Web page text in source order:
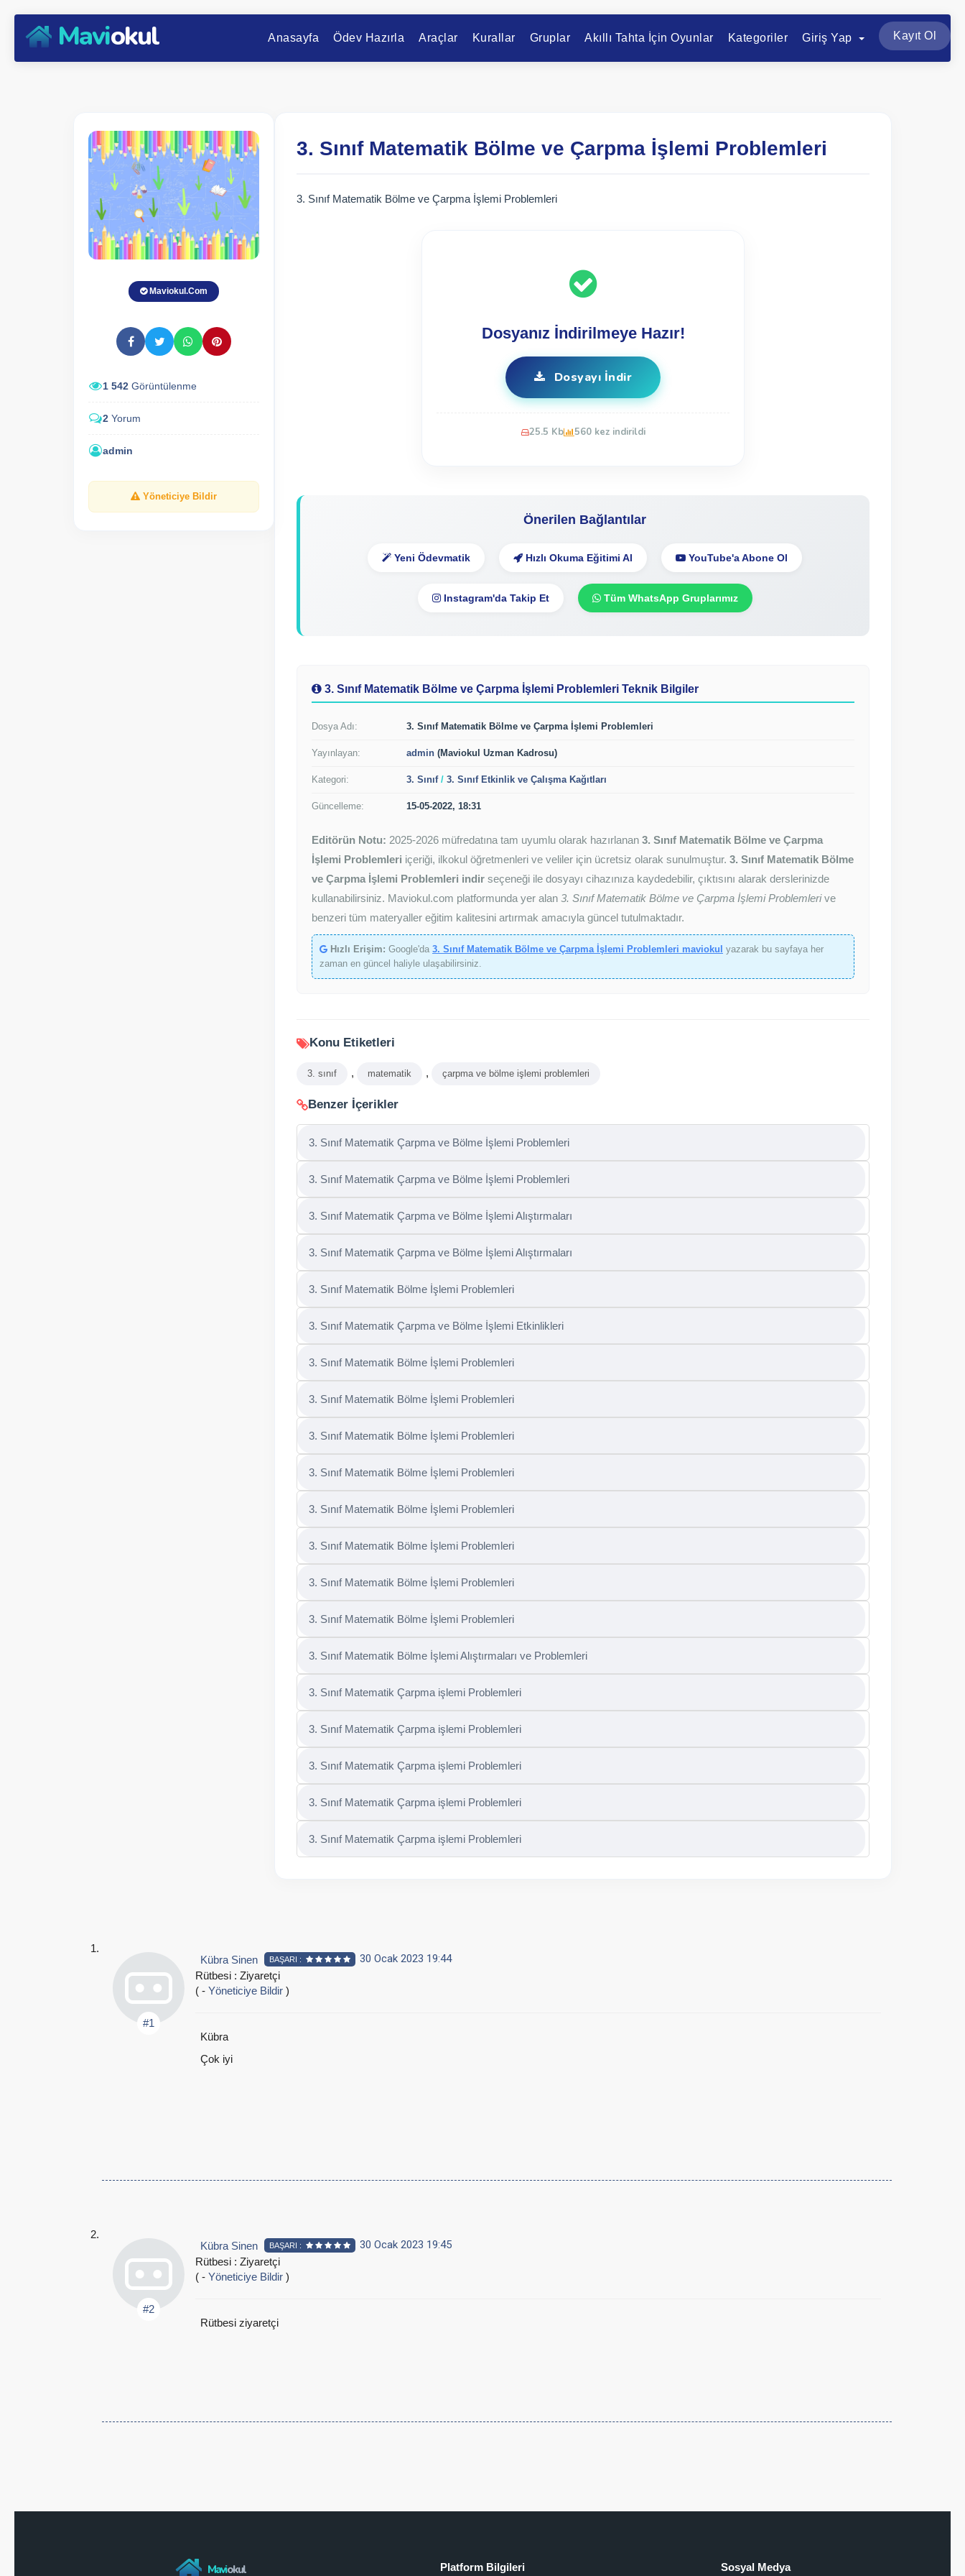
Maviokul Anasayfa Ödev Hazırla Araçlar Kurallar Gruplar Akıllı Tahta İçin Oyunlar Kategoriler Giriş Yap Kayıt Ol
Maviokul.Com
1 542 Görüntülenme
2 Yorum
admin
Yöneticiye Bildir
3. Sınıf Matematik Bölme ve Çarpma İşlemi Problemleri
3. Sınıf Matematik Bölme ve Çarpma İşlemi Problemleri
Dosyanız İndirilmeye Hazır!
Dosyayı İndir
25.5 Kb 560 kez indirildi
Önerilen Bağlantılar
Yeni Ödevmatik Hızlı Okuma Eğitimi Al YouTube'a Abone Ol
Instagram'da Takip Et Tüm WhatsApp Gruplarımız
3. Sınıf Matematik Bölme ve Çarpma İşlemi Problemleri Teknik Bilgiler
Dosya Adı: 3. Sınıf Matematik Bölme ve Çarpma İşlemi Problemleri
Yayınlayan: admin (Maviokul Uzman Kadrosu)
Kategori: 3. Sınıf/ 3. Sınıf Etkinlik ve Çalışma Kağıtları
Güncelleme: 15-05-2022, 18:31
Editörün Notu: 2025-2026 müfredatına tam uyumlu olarak hazırlanan 3. Sınıf Matematik Bölme ve Çarpma
İşlemi Problemleri içeriği, ilkokul öğretmenleri ve veliler için ücretsiz olarak sunulmuştur. 3. Sınıf Matematik Bölme
ve Çarpma İşlemi Problemleri indir seçeneği ile dosyayı cihazınıza kaydedebilir, çıktısını alarak derslerinizde
kullanabilirsiniz. Maviokul.com platformunda yer alan 3. Sınıf Matematik Bölme ve Çarpma İşlemi Problemlerive
benzeri tüm materyaller eğitim kalitesini artırmak amacıyla güncel tutulmaktadır.
Hızlı Erişim: Google'da 3. Sınıf Matematik Bölme ve Çarpma İşlemi Problemleri maviokul yazarak bu sayfaya her
zaman en güncel haliyle ulaşabilirsiniz.
Konu Etiketleri
3. sınıf , matematik , çarpma ve bölme işlemi problemleri
Benzer İçerikler
3. Sınıf Matematik Çarpma ve Bölme İşlemi Problemleri
3. Sınıf Matematik Çarpma ve Bölme İşlemi Problemleri
3. Sınıf Matematik Çarpma ve Bölme İşlemi Alıştırmaları
3. Sınıf Matematik Çarpma ve Bölme İşlemi Alıştırmaları
3. Sınıf Matematik Bölme İşlemi Problemleri
3. Sınıf Matematik Çarpma ve Bölme İşlemi Etkinlikleri
3. Sınıf Matematik Bölme İşlemi Problemleri
3. Sınıf Matematik Bölme İşlemi Problemleri
3. Sınıf Matematik Bölme İşlemi Problemleri
3. Sınıf Matematik Bölme İşlemi Problemleri
3. Sınıf Matematik Bölme İşlemi Problemleri
3. Sınıf Matematik Bölme İşlemi Problemleri
3. Sınıf Matematik Bölme İşlemi Problemleri
3. Sınıf Matematik Bölme İşlemi Problemleri
3. Sınıf Matematik Bölme İşlemi Alıştırmaları ve Problemleri
3. Sınıf Matematik Çarpma işlemi Problemleri
3. Sınıf Matematik Çarpma işlemi Problemleri
3. Sınıf Matematik Çarpma işlemi Problemleri
3. Sınıf Matematik Çarpma işlemi Problemleri
3. Sınıf Matematik Çarpma işlemi Problemleri
#1
Kübra Sinen BAŞARI : 30 Ocak 2023 19:44
Rütbesi : Ziyaretçi
( - Yöneticiye Bildir )
Kübra
Çok iyi
#2
Kübra Sinen BAŞARI : 30 Ocak 2023 19:45
Rütbesi : Ziyaretçi
( - Yöneticiye Bildir )
Rütbesi ziyaretçi
Maviokul Platform Bilgileri Sosyal Medya